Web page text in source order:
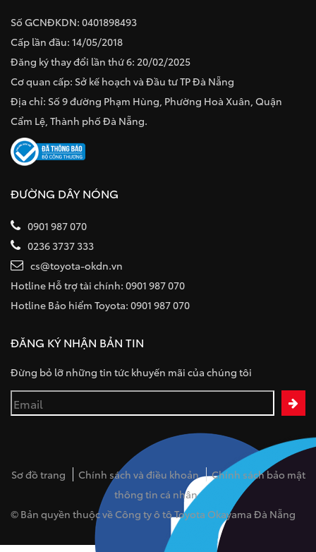
Số GCNĐKDN: 0401898493
Cấp lần đầu: 14/05/2018
Đăng ký thay đổi lần thứ 6: 20/02/2025
Cơ quan cấp: Sở kế hoạch và Đầu tư TP Đà Nẵng
Địa chỉ: Số 9 đường Phạm Hùng, Phường Hoà Xuân, Quận
Cẩm Lệ, Thành phố Đà Nẵng.
ĐƯỜNG DÂY NÓNG
0901 987 070
0236 3737 333
cs@toyota-okdn.vn
Hotline Hỗ trợ tài chính: 0901 987 070
Hotline Bảo hiểm Toyota: 0901 987 070
ĐĂNG KÝ NHẬN BẢN TIN
Đừng bỏ lỡ những tin tức khuyến mãi của chúng tôi
Sơ đồ trang Chính sách và điều khoản
Chính sách bảo mật
thông tin cá nhân
© Bản quyền thuộc về Công ty ô tô Toyota Okayama Đà Nẵng